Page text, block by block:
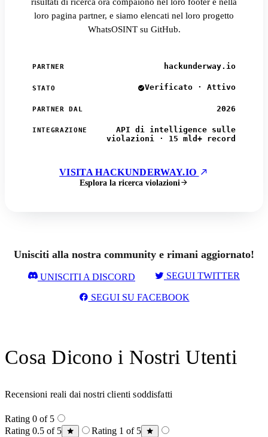
risultati di ricerca ora compaiono nel loro footer e nella
loro pagina partner, e siamo elencati nel loro progetto
WhatsOSINT su GitHub.
PARTNER hackunderway.io
STATO Verificato · Attivo
PARTNER DAL 2026
INTEGRAZIONE
API di intelligence sulle
violazioni · 15 mld+ record
VISITA HACKUNDERWAY.IO
Esplora la ricerca violazioni
Unisciti alla nostra community e rimani aggiornato!
UNISCITI A DISCORD SEGUI TWITTER
SEGUI SU FACEBOOK
Cosa Dicono i Nostri Utenti
Recensioni reali dai nostri clienti soddisfatti
Rating 0 of 5
Rating 0.5 of 5
Rating 1 of 5